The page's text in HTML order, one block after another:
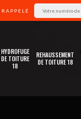
RAPPELÉ
HYDROFUGE
DE TOITURE
18
REHAUSSEMENT
DE TOITURE 18